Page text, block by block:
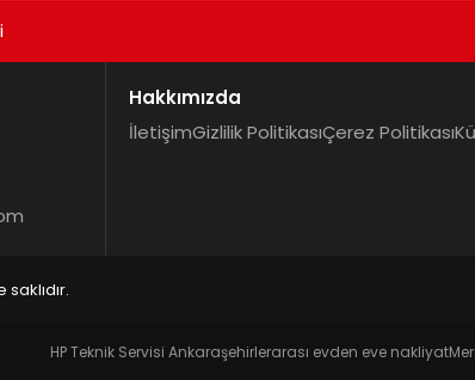
Hakkımızda
İletişimGizlilik PolitikasıÇerez Politikası
HP Teknik Servisi Ankaraşehirlerarası evden eve nakliyat